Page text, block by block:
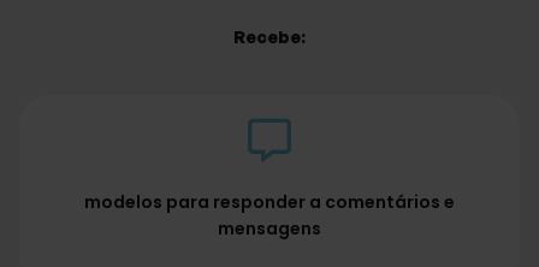
Recebe:
modelos para responder a comentários e
mensagens